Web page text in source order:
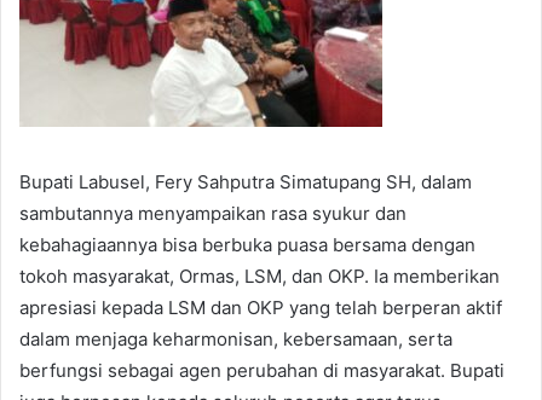
Bupati Labusel, Fery Sahputra Simatupang SH, dalam
sambutannya menyampaikan rasa syukur dan
kebahagiaannya bisa berbuka puasa bersama dengan
tokoh masyarakat, Ormas, LSM, dan OKP. Ia memberikan
apresiasi kepada LSM dan OKP yang telah berperan aktif
dalam menjaga keharmonisan, kebersamaan, serta
berfungsi sebagai agen perubahan di masyarakat. Bupati